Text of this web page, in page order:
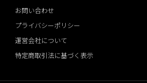
お問い合わせ
プライバシーポリシー
運営会社について
特定商取引法に基づく表示